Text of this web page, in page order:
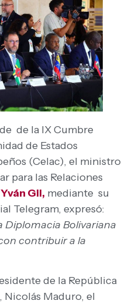
de la IX Cumbre
de Estados
(Celac), el ministro
para las Relaciones
Yván Gil, mediante su
Telegram, expresó:
Diplomacia Bolivariana
contribuir a la
de la República
Nicolás Maduro, el